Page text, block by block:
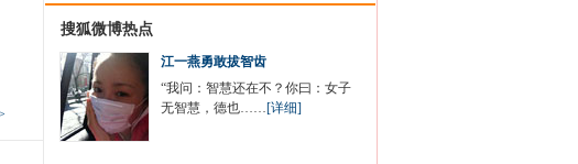
搜狐微博热点
江一燕勇敢拔智齿
“我问：智慧还在不？你曰：女子
无智慧，德也……[详细]